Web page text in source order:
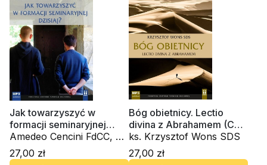
Jak towarzyszyć w
formacji seminaryjnej
dzisiaj? (CD-audiobook)
Amedeo Cencini FdCC, ks.
Krzysztof Wons SDS
27,00 zł
Bóg obietnicy. Lectio
divina z Abrahamem (CD-
audiobook)
ks. Krzysztof Wons SDS
27,00 zł